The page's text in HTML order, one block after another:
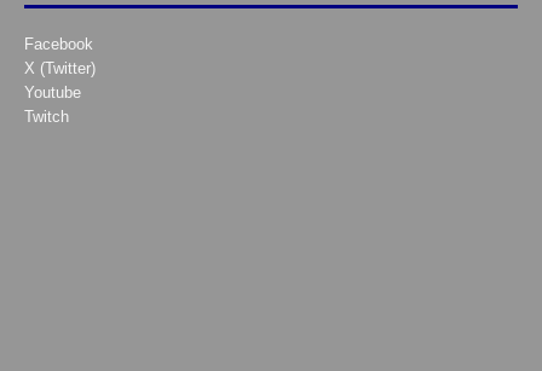
Facebook
X (Twitter)
Youtube
Twitch